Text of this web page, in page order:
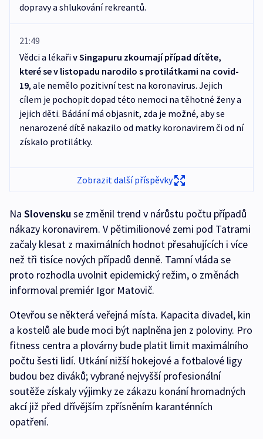
dopravy a shlukování rekreantů.
21:49
Vědci a lékařiv Singapuru zkoumají případ dítěte,
které se v listopadu narodilo s protilátkami na covid-
19, ale nemělo pozitivní test na koronavirus. Jejich
cílem je pochopit dopad této nemoci na těhotné ženy a
jejich děti. Bádání má objasnit, zda je možné, aby se
nenarozené dítě nakazilo od matky koronavirem či od ní
získalo protilátky.
Zobrazit další příspěvky
Na Slovenskuse změnil trend v nárůstu počtu případů
nákazy koronavirem. V pětimilionové zemi pod Tatrami
začaly klesat z maximálních hodnot přesahujících i více
než tři tisíce nových případů denně. Tamní vláda se
proto rozhodla uvolnit epidemický režim, o změnách
informoval premiér Igor Matovič.
Otevřou se některá veřejná místa. Kapacita divadel, kin
a kostelů ale bude moci být naplněna jen z poloviny. Pro
fitness centra a plovárny bude platit limit maximálního
počtu šesti lidí. Utkání nižší hokejové a fotbalové ligy
budou bez diváků; vybrané nejvyšší profesionální
soutěže získaly výjimky ze zákazu konání hromadných
akcí již před dřívějším zpřísněním karanténních
opatření.